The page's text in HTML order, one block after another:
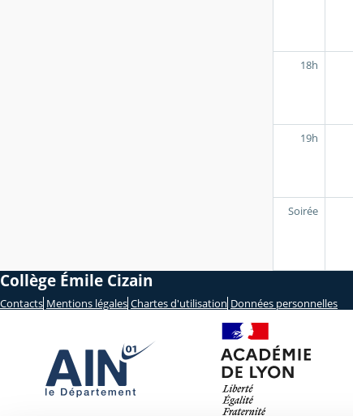
18h
19h
Soirée
Collège Émile Cizain
Contacts Mentions légales Chartes d'utilisation Données personnelles